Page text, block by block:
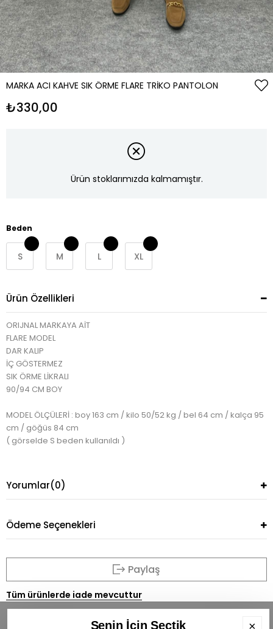
MARKA ACI KAHVE SIK ÖRME FLARE TRIKO PANTOLON
₺330,00
Ürün stoklarımızda kalmamıştır.
Beden
S M L XL
Ürün Özellikleri
ORIJNAL MARKAYA AİT
FLARE MODEL
DAR KALIP
İÇ GÖSTERMEZ
SIK ÖRME LİKRALI
90/94 CM BOY
MODEL ÖLÇÜLERİ : boy 163 cm / kilo 50/52 kg / bel 64 cm / kalça 95
cm / göğüs 84 cm
( görselde S beden kullanıldı )
Yorumlar(0)
Ödeme Seçenekleri
Paylaş
Tüm ürünlerde iade mevcuttur
Senin İçin Seçtik ×